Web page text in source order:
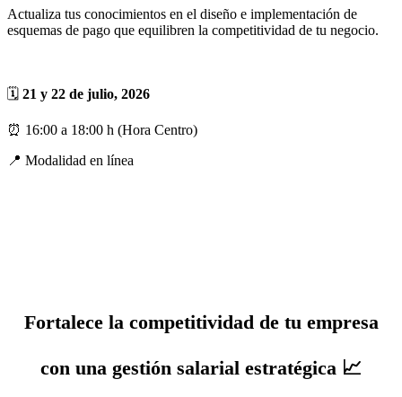
Actualiza tus conocimientos en el diseño e implementación de
esquemas de pago que equilibren la competitividad de tu negocio.
🗓️ 21 y 22 de julio, 2026
⏰ 16:00 a 18:00 h (Hora Centro)
📍 Modalidad en línea
Fortalece la competitividad de tu empresa
con una gestión salarial estratégica 📈